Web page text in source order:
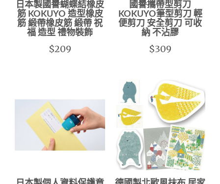
日本製國譽蝴蝶結橡皮
筋 KOKUYO 造型橡皮
筋 緞帶橡皮筋 緞帶 祝
福 造型 禮物裝飾
$209
國譽攜帶型剪刀
KOKUYO筆型剪刀 輕
便剪刀 安全剪刀 可收
納 不沾膠
$309